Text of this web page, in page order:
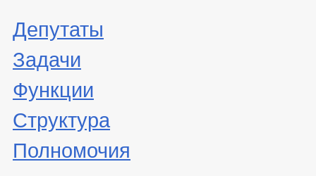
Депутаты
Задачи
Функции
Структура
Полномочия